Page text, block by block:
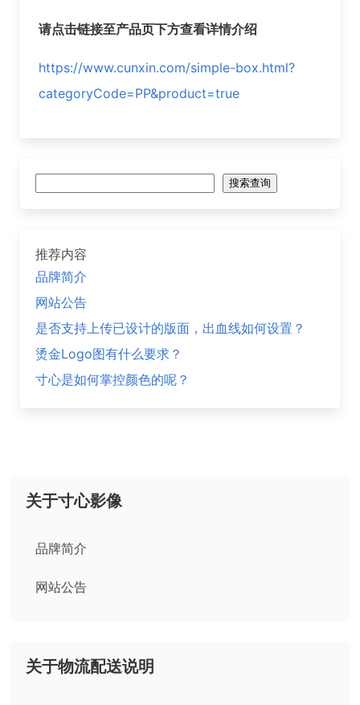
请点击链接至产品页下方查看详情介绍
https://www.cunxin.com/simple-box.html?
categoryCode=PP&product=true
搜索查询
推荐内容
品牌简介
网站公告
是否支持上传已设计的版面，出血线如何设置？
烫金Logo图有什么要求？
寸心是如何掌控颜色的呢？
关于寸心影像
品牌简介
网站公告
关于物流配送说明